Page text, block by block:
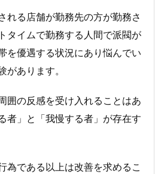
れる店舗が勤務先の方が勤務さ
タイムで勤務する人間で派閥が
を優遇する状況にあり悩んでい
があります。
囲の反感を受け入れることはあ
者」と「我慢する者」が存在す
為である以上は改善を求めるこ